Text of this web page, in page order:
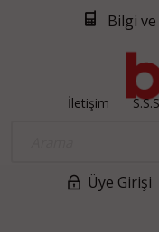
Bilgi ve
İletişim
Üye Girişi